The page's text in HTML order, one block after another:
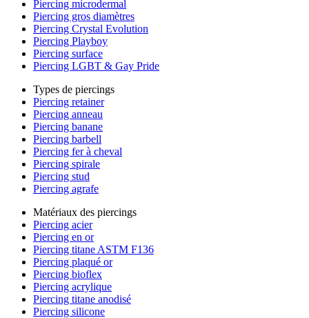
Piercing microdermal
Piercing gros diamètres
Piercing Crystal Evolution
Piercing Playboy
Piercing surface
Piercing LGBT & Gay Pride
Types de piercings
Piercing retainer
Piercing anneau
Piercing banane
Piercing barbell
Piercing fer à cheval
Piercing spirale
Piercing stud
Piercing agrafe
Matériaux des piercings
Piercing acier
Piercing en or
Piercing titane ASTM F136
Piercing plaqué or
Piercing bioflex
Piercing acrylique
Piercing titane anodisé
Piercing silicone